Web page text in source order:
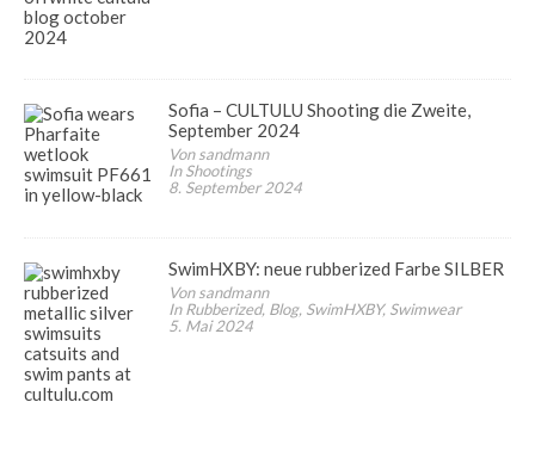
Sofia – CULTULU Shooting die Zweite,
September 2024
Von sandmann
In Shootings
8. September 2024
SwimHXBY: neue rubberized Farbe SILBER
Von sandmann
In Rubberized, Blog, SwimHXBY, Swimwear
5. Mai 2024